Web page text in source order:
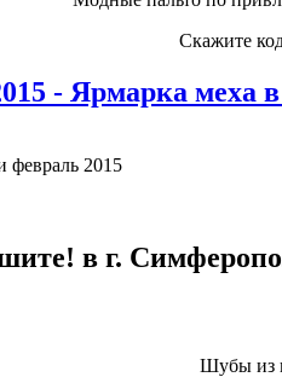
Скажите
- Ярмарка меха
февраль 2015
в г.
Шубы из